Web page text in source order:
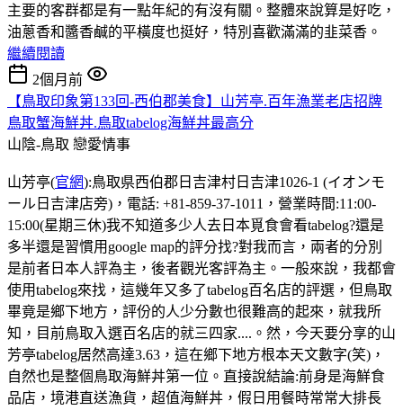
主要的客群都是有一點年紀的有沒有關。整體來說算是好吃，
油蔥香和醬香鹹的平橫度也挺好，特別喜歡滿滿的韭菜香。
繼續閱讀
2個月前
【鳥取印象第133回-西伯郡美食】山芳亭.百年漁業老店招牌
鳥取蟹海鮮丼.鳥取tabelog海鮮丼最高分
山陰-鳥取 戀愛情事
山芳亭(官網):鳥取県西伯郡日吉津村日吉津1026-1 (イオンモ
ール日吉津店旁)，電話: +81-859-37-1011，營業時間:11:00-
15:00(星期三休)我不知道多少人去日本覓食會看tabelog?還是
多半還是習慣用google map的評分找?對我而言，兩者的分別
是前者日本人評為主，後者觀光客評為主。一般來說，我都會
使用tabelog來找，這幾年又多了tabelog百名店的評選，但鳥取
畢竟是鄉下地方，評份的人少分數也很難高的起來，就我所
知，目前鳥取入選百名店的就三四家....。然，今天要分享的山
芳亭tabelog居然高達3.63，這在鄉下地方根本天文數字(笑)，
自然也是整個鳥取海鮮丼第一位。直接說結論:前身是海鮮食
品店，境港直送漁貨，超值海鮮丼，假日用餐時常常大排長